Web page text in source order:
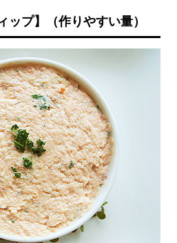
ップ】（作りやすい量）